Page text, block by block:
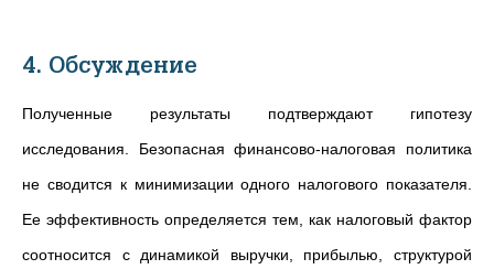
4. Обсуждение
Полученные результаты подтверждают гипотезу
исследования. Безопасная финансово-налоговая политика
не сводится к минимизации одного налогового показателя.
Ее эффективность определяется тем, как налоговый фактор
соотносится с динамикой выручки, прибылью, структурой